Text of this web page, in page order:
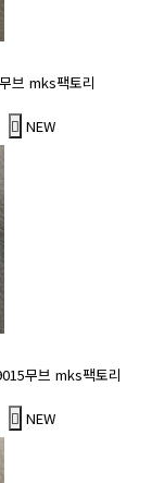
브 mks팩토리
NEW
무브 mks팩토리
NEW